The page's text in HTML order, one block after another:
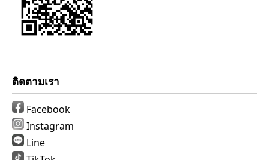
ติดตามเรา
Facebook
Instagram
Line